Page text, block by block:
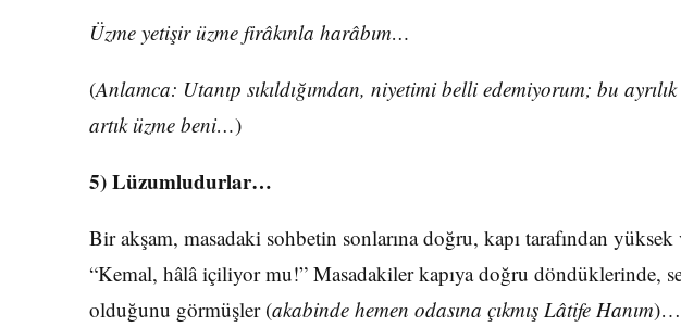
Üzme yetişir üzme firâkınla harâbım…
(Anlamca: Utanıp sıkıldığımdan, niyetimi belli edemiyorum; bu
artık üzme beni…)
5) Lüzumludurlar…
Bir akşam, masadaki sohbetin sonlarına doğru, kapı tarafından
“Kemal, hâlâ içiliyor mu!” Masadakiler kapıya doğru döndüklerinde,
olduğunu görmüşler (akabinde hemen odasına çıkmış Lâtife Hanım)…